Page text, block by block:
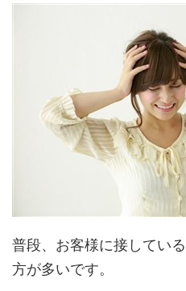
普段、お客様に接してい
方が多いです。